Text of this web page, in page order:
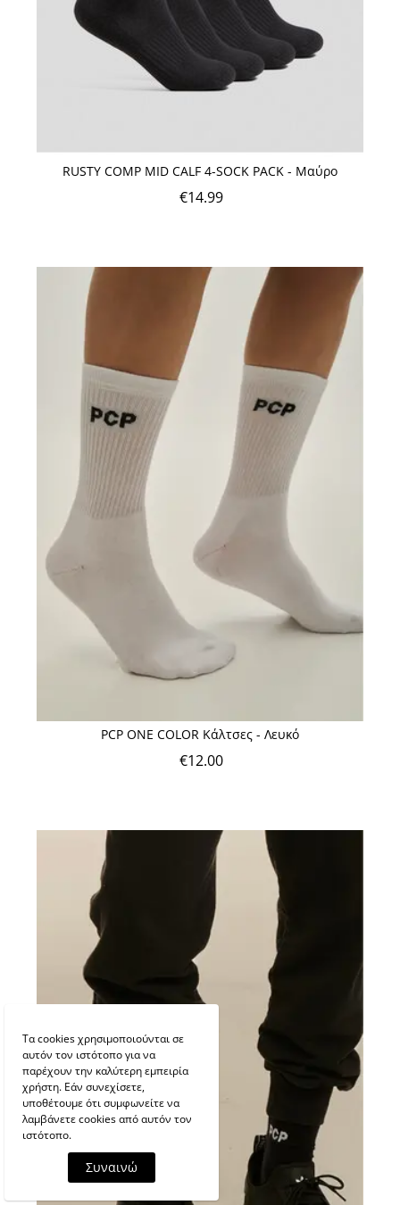
RUSTY COMP MID CALF 4-SOCK PACK - Μαύρο
€14.99
PCP ONE COLOR Κάλτσες - Λευκό
€12.00
Τα cookies χρησιμοποιούνται σε
αυτόν τον ιστότοπο για να
παρέχουν την καλύτερη εμπειρία
χρήστη. Εάν συνεχίσετε,
υποθέτουμε ότι συμφωνείτε να
λαμβάνετε cookies από αυτόν τον
ιστότοπο.
Συναινώ